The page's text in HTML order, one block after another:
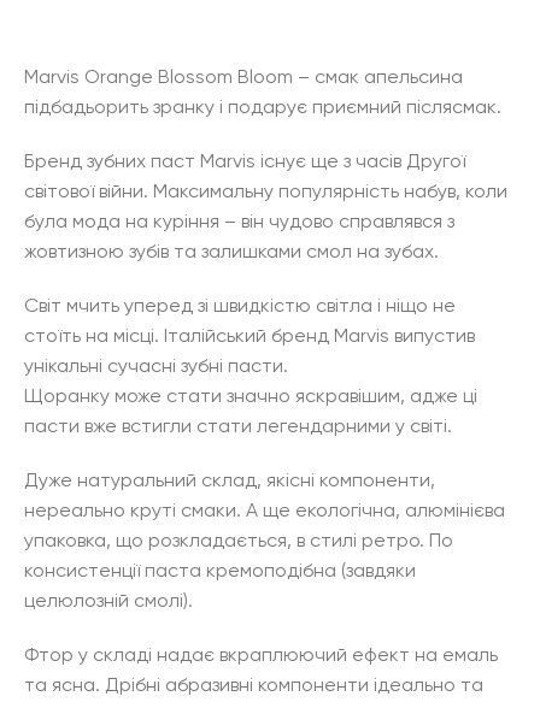
Marvis Orange Blossom Bloom – смак апельсина
підбадьорить зранку і подарує приємний післясмак.
Бренд зубних паст Marvis існує ще з часів Другої
світової війни. Максимальну популярність набув, коли
була мода на куріння – він чудово справлявся з
жовтизною зубів та залишками смол на зубах.
Світ мчить уперед зі швидкістю світла і ніщо не
стоїть на місці. Італійський бренд Marvis випустив
унікальні сучасні зубні пасти.
Щоранку може стати значно яскравішим, адже ці
пасти вже встигли стати легендарними у світі.
Дуже натуральний склад, якісні компоненти,
нереально круті смаки. А ще екологічна, алюмінієва
упаковка, що розкладається, в стилі ретро. По
консистенції паста кремоподібна (завдяки
целюлозній смолі).
Фтор у складі надає вкраплюючий ефект на емаль
та ясна. Дрібні абразивні компоненти ідеально та